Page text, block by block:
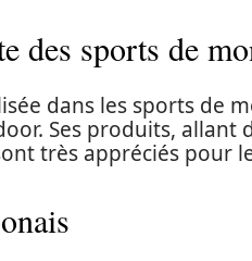
des sports de
dans les sports de
Ses produits, allant
très appréciés pour